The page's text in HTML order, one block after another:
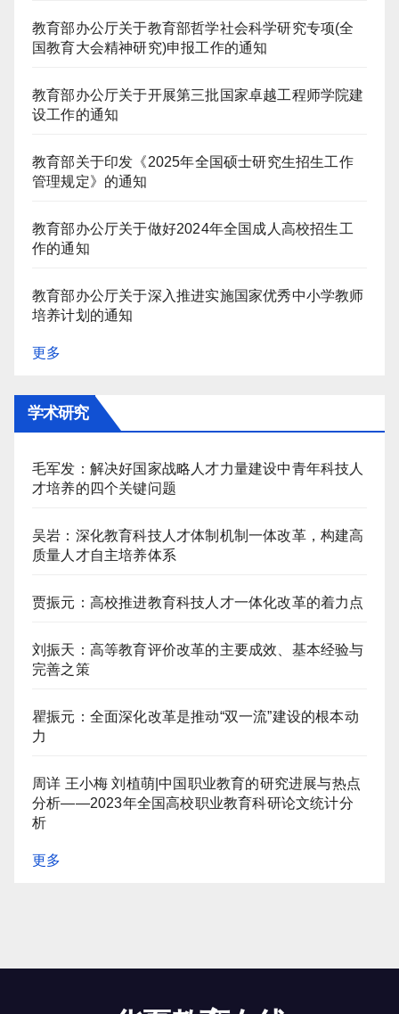
教育部办公厅关于教育部哲学社会科学研究专项(全
国教育大会精神研究)申报工作的通知
教育部办公厅关于开展第三批国家卓越工程师学院建
设工作的通知
教育部关于印发《2025年全国硕士研究生招生工作
管理规定》的通知
教育部办公厅关于做好2024年全国成人高校招生工
作的通知
教育部办公厅关于深入推进实施国家优秀中小学教师
培养计划的通知
更多
学术研究
毛军发：解决好国家战略人才力量建设中青年科技人
才培养的四个关键问题
吴岩：深化教育科技人才体制机制一体改革，构建高
质量人才自主培养体系
贾振元：高校推进教育科技人才一体化改革的着力点
刘振天：高等教育评价改革的主要成效、基本经验与
完善之策
瞿振元：全面深化改革是推动“双一流”建设的根本动
力
周详 王小梅 刘植萌|中国职业教育的研究进展与热点
分析——2023年全国高校职业教育科研论文统计分
析
更多